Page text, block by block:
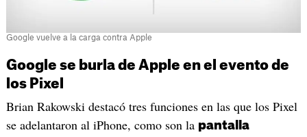
Google vuelve a la carga contra Apple
Google se burla de Apple en el evento de
los Pixel
Brian Rakowski destacó tres funciones en las que los Pixel
se adelantaron al iPhone, como son la pantalla